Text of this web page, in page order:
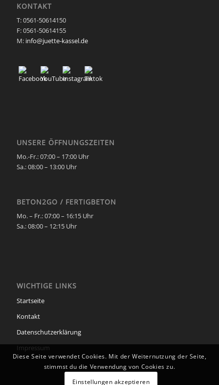
KONTAKT
T: 0561-50614150
F: 0561-50614155
M: info@juette-kassel.de
UNSERE ÖFFNUNGSZEITEN
Mo.-Fr.: 07:00 – 17:00 Uhr
Sa.:08:00 – 13:00 Uhr
BETON2GO / FERTIGBETON
Mo. – Fr.:07:00 – 16:15 Uhr
Sa.:08:00 – 12:15 Uhr
WICHTIGE LINKS
Startseite
Kontakt
Datenschutzerklärung
Impressum
Diese Seite verwendet Cookies. Mit der Weiternutzung der Seite,
stimmst du die Verwendung von Cookies zu.
Einstellungen akzeptieren